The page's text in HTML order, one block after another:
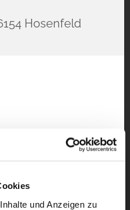
und Anzeigen zu
Hosenfeld